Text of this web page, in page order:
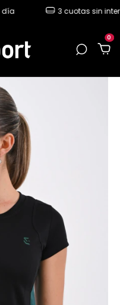
3 cuotas sin interés
0